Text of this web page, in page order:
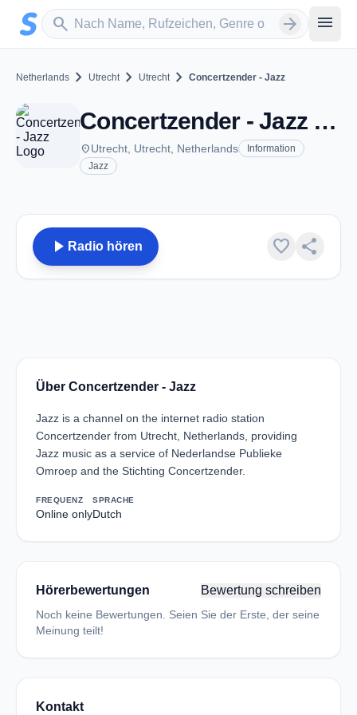
Zum Hauptinhalt springen
search
Sender suchen arrow_forward menu
Netherlands chevron_right Utrecht chevron_right Utrecht chevron_right Concertzender - Jazz
Concertzender - Jazz - Utrecht
placeUtrecht, Utrecht, Netherlands
Information
Jazz
play_arrow Radio hören favorite share
Über Concertzender - Jazz
Jazz is a channel on the internet radio station
Concertzender from Utrecht, Netherlands, providing
Jazz music as a service of Nederlandse Publieke
Omroep and the Stichting Concertzender.
FREQUENZ
Online only
SPRACHE
Dutch
Hörerbewertungen Bewertung schreiben
Noch keine Bewertungen. Seien Sie der Erste, der seine
Meinung teilt!
Kontakt